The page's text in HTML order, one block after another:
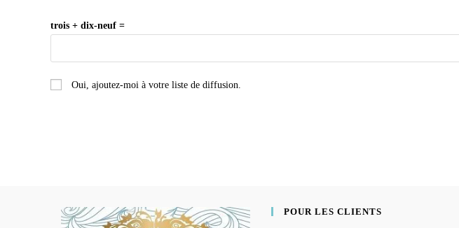
trois + dix-neuf =
Oui, ajoutez-moi à votre liste de diffusion.
POUR LES CLIENTS